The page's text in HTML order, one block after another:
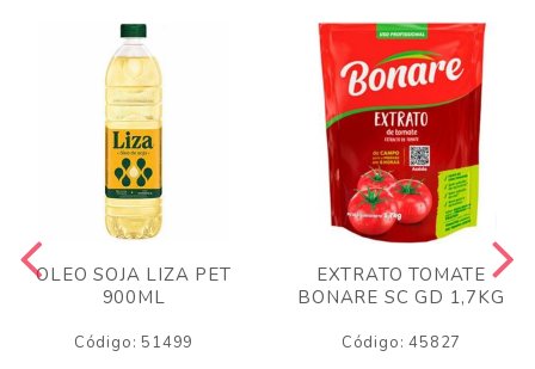
OLEO SOJA LIZA PET
900ML
Código: 51499
EXTRATO TOMATE
BONARE SC GD 1,7KG
Código: 45827